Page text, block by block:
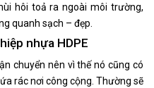
hôi toả ra ngoài môi trường,
quanh sạch – đẹp.
nhựa HDPE
chuyển nên vì thế nó cũng có
rác nơi công cộng. Thường sẽ